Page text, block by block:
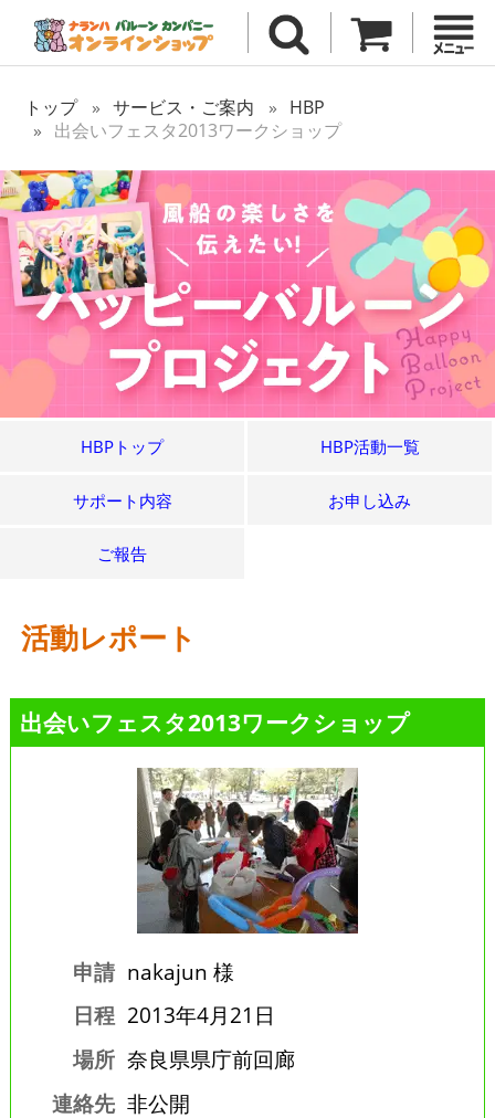
トップ サービス・ご案内
HBP
出会いフェスタ2013ワークショップ
HBPトップ HBP活動一覧
サポート内容 お申し込み
ご報告
活動レポート
出会いフェスタ2013ワークショップ
申請 nakajun 様
日程 2013年4月21日
場所 奈良県県庁前回廊
連絡先 非公開